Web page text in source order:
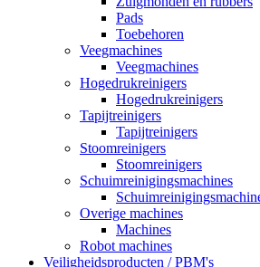
Pads
Toebehoren
Veegmachines
Veegmachines
Hogedrukreinigers
Hogedrukreinigers
Tapijtreinigers
Tapijtreinigers
Stoomreinigers
Stoomreinigers
Schuimreinigingsmachines
Overige machines
Machines
Robot machines
Veiligheidsproducten / PBM's